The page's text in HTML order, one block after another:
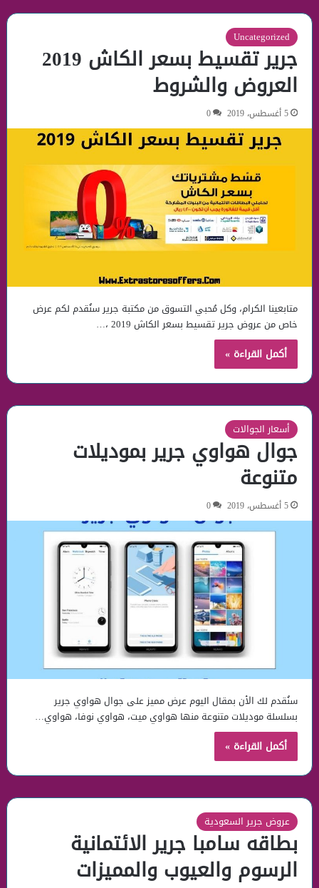
Uncategorized
جرير تقسيط بسعر الكاش 2019
العروض والشروط
5 أغسطس، 2019 0
متابعينا الكرام، وكل مُحبي التسوق من مكتبة جرير سنُقدم لكم عرض
خاص من عروض جرير تقسيط بسعر الكاش 2019 ،…
أكمل القراءة »
أسعار الجوالات
جوال هواوي جرير بموديلات
متنوعة
5 أغسطس، 2019 0
سنُقدم لك الأن بمقال اليوم عرض مميز على جوال هواوي جرير
بسلسلة موديلات متنوعة منها هواوي ميت، هواوي نوفا، هواوي…
أكمل القراءة »
عروض جرير السعودية
بطاقه سامبا جرير الائتمانية
الرسوم والعيوب والمميزات